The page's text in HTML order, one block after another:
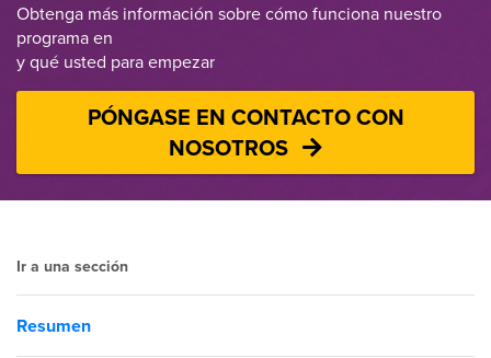
Obtenga más información sobre cómo funciona nuestro
programa en
y qué usted para empezar
PÓNGASE EN CONTACTO CON
NOSOTROS
Ir a una sección
Resumen